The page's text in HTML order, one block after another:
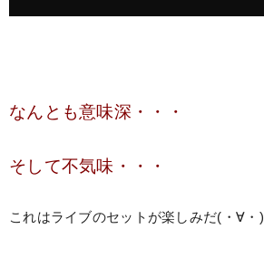
なんとも意味深・・・
そして不気味・・・
これはライブのセットが楽しみだ(・∀・)